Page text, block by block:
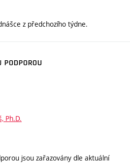
z předchozího týdne.
PODPOROU
Ph.D.
jsou zařazovány dle aktuální